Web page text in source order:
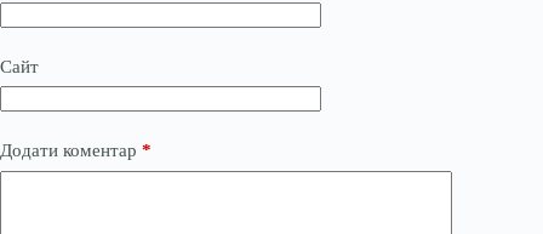
Сайт
Додати коментар *